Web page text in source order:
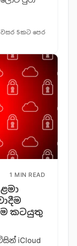
වසර 5කට පෙර
1 MIN READ
කටයුතු
iCloud